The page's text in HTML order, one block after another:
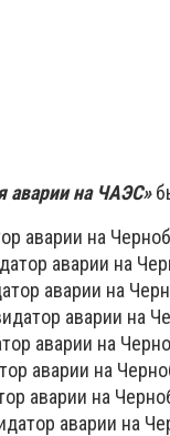
аварии на ЧАЭС»
аварии на
аварии на
аварии на
аварии на
аварии на
аварии на
аварии на
аварии на